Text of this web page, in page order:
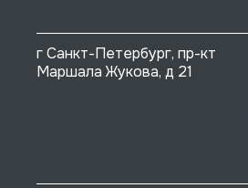
г Санкт-Петербург, пр-кт
Маршала Жукова, д 21